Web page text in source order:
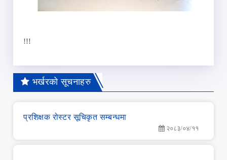
!!!
भर्खरको सूचनाहरु
प्रशिक्षक रोस्टर सूचिकृत सम्बन्धमा
२०८३/०४/११